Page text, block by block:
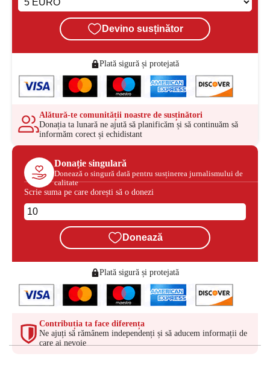
Devino susținător
Plată sigură și protejată
Alătură-te comunității noastre de susținători
Donația ta lunară ne ajută să planificăm și să continuăm să
informăm corect și echidistant
Donație singulară
Donează o singură dată pentru susținerea jurnalismului de
calitate
Scrie suma pe care dorești să o donezi
Donează
Plată sigură și protejată
Contribuția ta face diferența
Ne ajuți să rămânem independenți și să aducem informații de
care ai nevoie